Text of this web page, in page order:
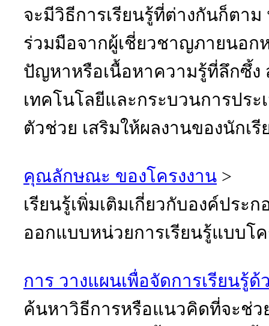
จะมีวิธีการเรียนรู้ที่ต่างกันก็ตา
ร่วมมือจากผู้เชี่ยวชาญภายนอก
ปัญหาหรือเนื้อหาความรู้ที่ลึกซึ้ง
เทคโนโลยีและกระบวนการปร
ตัวช่วย เสริมให้ผลงานของนักเ
คุณลักษณะ ของโครงงาน >
เรียนรู้เพิ่มเติมเกี่ยวกับองค์ประ
ออกแบบหน่วยการเรียนรู้แบบโค
การ วางแผนเพื่อจัดการเรียนรู้ด้
ค้นหาวิธีการหรือแนวคิดที่จะช่